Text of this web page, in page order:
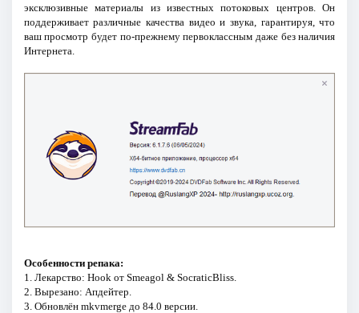
эксклюзивные материалы из известных потоковых центров. Он
поддерживает различные качества видео и звука, гарантируя, что
ваш просмотр будет по-прежнему первоклассным даже без наличия
Интернета.
Особенности репака:
1. Лекарство: Hook от Smeagol & SocraticBliss.
2. Вырезано: Апдейтер.
3. Обновлён mkvmerge до 84.0 версии.